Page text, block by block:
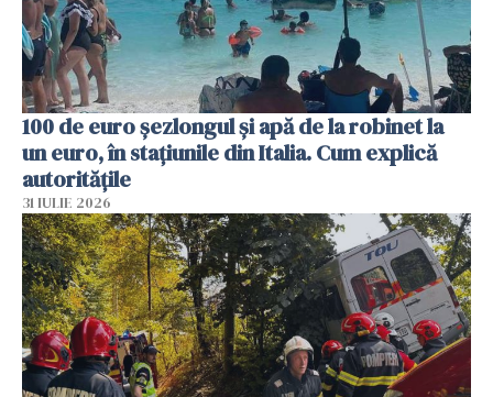
100 de euro șezlongul și apă de la robinet la
un euro, în stațiunile din Italia. Cum explică
autoritățile
31 IULIE 2026